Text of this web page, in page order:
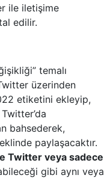
ile iletişime
edilir.
temalı
üzerinden
etiketini ekleyip,
bahsederek,
paylaşacaktır.
Twitter veya sadece
gibi aynı veya